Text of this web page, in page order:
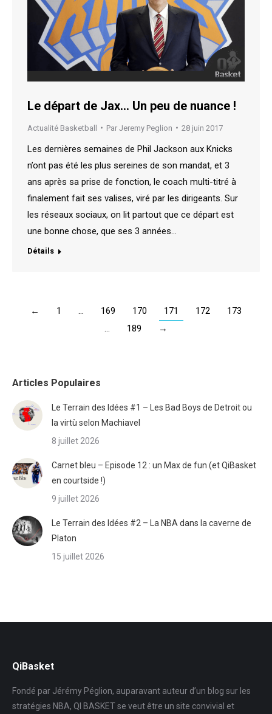
Le départ de Jax… Un peu de nuance !
Actualité Basketball Par Jeremy Peglion 28 juin 2017
Les dernières semaines de Phil Jackson aux Knicks
n’ont pas été les plus sereines de son mandat, et 3
ans après sa prise de fonction, le coach multi-titré à
finalement fait ses valises, viré par les dirigeants. Sur
les réseaux sociaux, on lit partout que ce départ est
une bonne chose, que ses 3 années…
Détails
← 1 169 170 171 172
173
189 →
Articles Populaires
Le Terrain des Idées #1 – Les Bad Boys de Detroit ou
la virtù selon Machiavel
8 juillet 2026
Carnet bleu – Episode 12 : un Max de fun (et QiBasket
en courtside !)
9 juillet 2026
Le Terrain des Idées #2 – La NBA dans la caverne de
Platon
15 juillet 2026
QiBasket
Fondé par Jérémy Péglion, auparavant auteur d’un blog sur les
stratégies NBA, QI BASKET se veut être un site convivial et